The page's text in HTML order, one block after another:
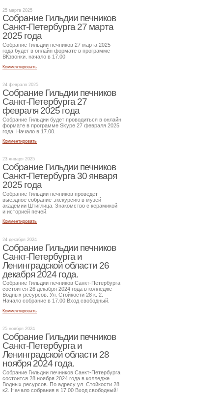
25 марта 2025
Собрание Гильдии печников
Санкт-Петербурга 27 марта
2025 года
Собрание Гильдии печников 27 марта 2025
года будет в онлайн формате в программе
ВКзвонки. начало в 17.00
Комментировать
24 февраля 2025
Собрание Гильдии печников
Санкт-Петербурга 27
февраля 2025 года
Собрание Гильдии будет проводиться в онлайн
формате в программе Skype 27 февраля 2025
года. Начало в 17.00.
Комментировать
23 января 2025
Собрание Гильдии печников
Санкт-Петербурга 30 января
2025 года
Собрание Гильдии печников проведет
выездное собрание-экскурсию в музей
академии Штиглица. Знакомство с керамикой
и историей печей.
Комментировать
24 декабря 2024
Собрание Гильдии печников
Санкт-Петербурга и
Ленинградской области 26
декабря 2024 года.
Собрание Гильдии печников Санкт-Петербурга
состоится 26 декабря 2024 года в колледже
Водных ресурсов. Ул. Стойкости 28 к. 2.
Начало собрание в 17.00 Вход свободный.
Комментировать
25 ноября 2024
Собрание Гильдии печников
Санкт-Петербурга и
Ленинградской области 28
ноября 2024 года.
Собрание Гильдии печников Санкт-Петербурга
состоится 28 ноября 2024 года в колледже
Водных ресурсов. По адресу ул. Стойкости 28
к2. Начало собрания в 17.00 Вход свободный!